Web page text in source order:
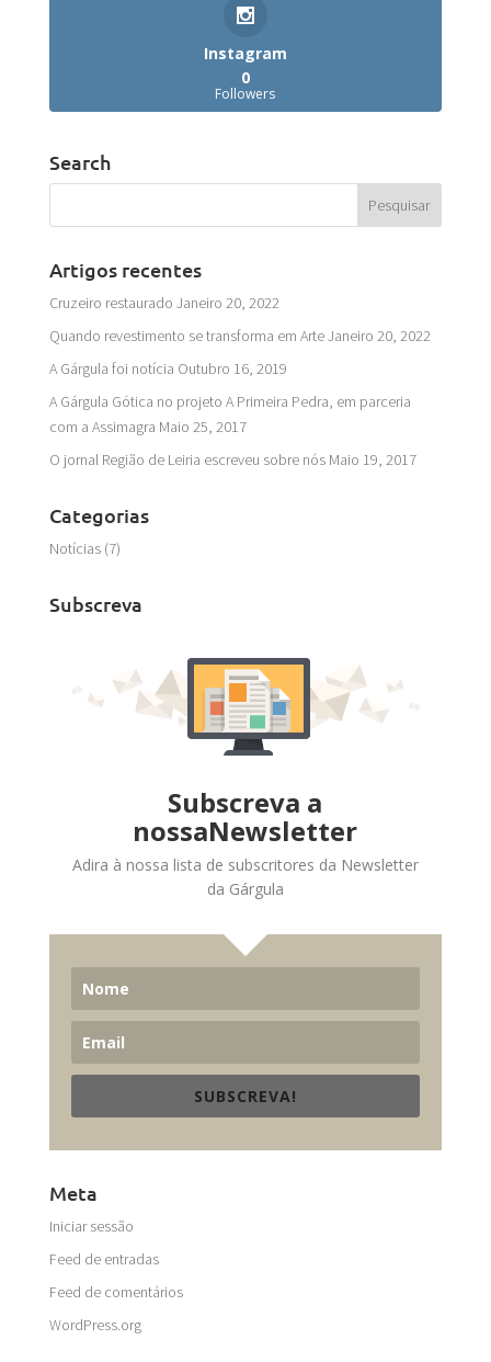
Instagram
0
Followers
Search
Artigos recentes
Cruzeiro restaurado Janeiro 20, 2022
Quando revestimento se transforma em ArteJaneiro 20, 2022
A Gárgula foi notícia Outubro 16, 2019
A Gárgula Gótica no projeto A Primeira Pedra, em parceria
com a Assimagra Maio 25, 2017
O jornal Região de Leiria escreveu sobre nós Maio 19, 2017
Categorias
Notícias(7)
Subscreva
Subscreva a
nossaNewsletter
Adira à nossa lista de subscritores da Newsletter
da Gárgula
SUBSCREVA!
Meta
Iniciar sessão
Feed de entradas
Feed de comentários
WordPress.org